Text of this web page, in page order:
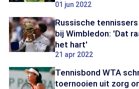
01 jun 2022
Russische
bij Wimbledon: 'Dat
het hart'
21 apr 2022
Tennisbond WTA
toernooien uit zorg